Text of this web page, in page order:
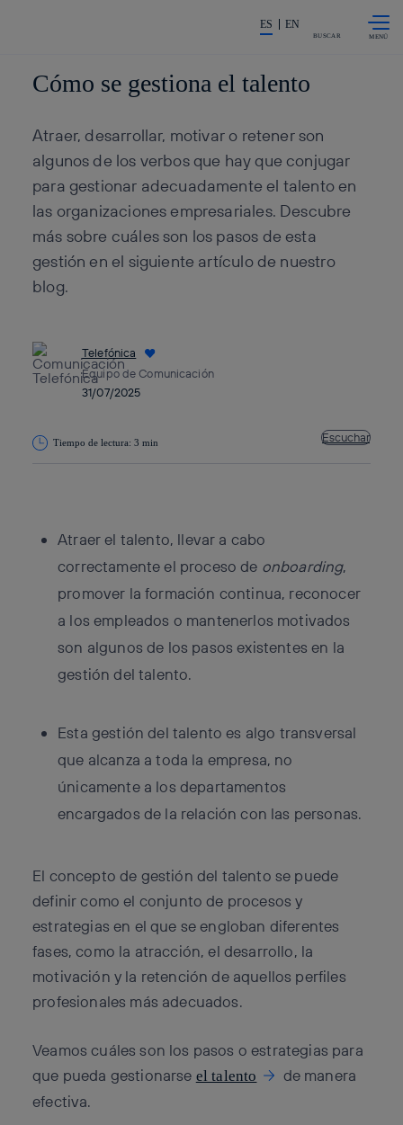
La acción en accionistas e
ES EN
BUSCAR
Cómo se gestiona el talento
Atraer, desarrollar, motivar o retener son
algunos de los verbos que hay que conjugar
para gestionar adecuadamente el talento en
las organizaciones empresariales. Descubre
más sobre cuáles son los pasos de esta
gestión en el siguiente artículo de nuestro
blog.
Telefónica
Equipo de Comunicación
31/07/2025
Tiempo de lectura: 3 min Escuchar
Atraer el talento, llevar a cabo
correctamente el proceso de onboarding,
promover la formación continua, reconocer
a los empleados o mantenerlos motivados
son algunos de los pasos existentes en la
gestión del talento.
Esta gestión del talento es algo transversal
que alcanza a toda la empresa, no
únicamente a los departamentos
encargados de la relación con las personas.
El concepto de gestión del talento se puede
definir como el conjunto de procesos y
estrategias en el que se engloban diferentes
fases, como la atracción, el desarrollo, la
motivación y la retención de aquellos perfiles
profesionales más adecuados.
Veamos cuáles son los pasos o estrategias para
que pueda gestionarse el talento
de manera
efectiva.